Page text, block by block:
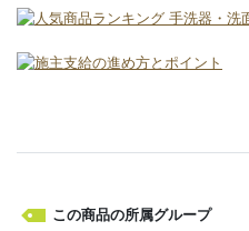
この商品の所属グループ